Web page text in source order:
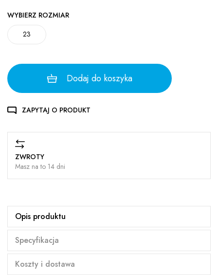
WYBIERZ ROZMIAR
23
Dodaj do koszyka
ZAPYTAJ O PRODUKT
ZWROTY
Masz na to 14 dni
Opis produktu
Specyfikacja
Koszty i dostawa